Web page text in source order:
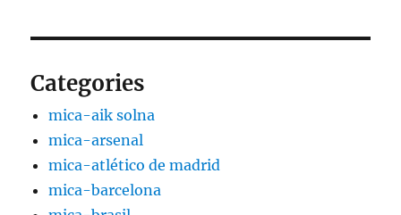
Categories
mica-aik solna
mica-arsenal
mica-atlético de madrid
mica-barcelona